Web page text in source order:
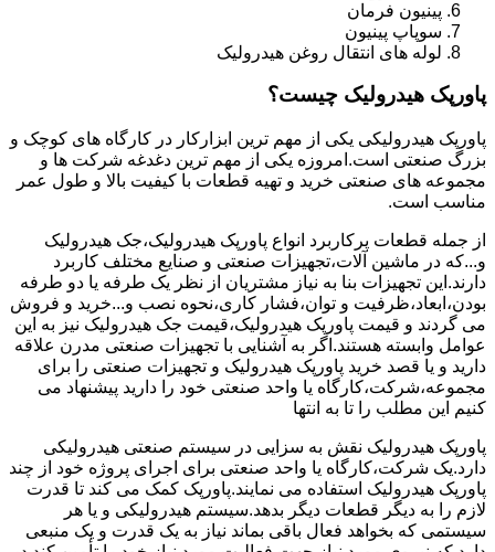
پینیون فرمان
سوپاپ پینیون
لوله های انتقال روغن هیدرولیک
پاورپک هیدرولیک چیست؟
پاورپک هیدرولیکی یکی از مهم ترین ابزارکار در کارگاه های کوچک و
بزرگ صنعتی است.امروزه یکی از مهم ترین دغدغه شرکت ها و
مجموعه های صنعتی خرید و تهیه قطعات با کیفیت بالا و طول عمر
مناسب است.
از جمله قطعات پرکاربرد انواع پاورپک هیدرولیک،جک هیدرولیک
و...که در ماشین آلات،تجهیزات صنعتی و صنایع مختلف کاربرد
دارند.این تجهیزات بنا به نیاز مشتریان از نظر یک طرفه یا دو طرفه
بودن،ابعاد،ظرفیت و توان،فشار کاری،نحوه نصب و...خرید و فروش
می گردند و قیمت پاورپک هیدرولیک،قیمت جک هیدرولیک نیز به این
عوامل وابسته هستند.اگر به آشنایی با تجهیزات صنعتی مدرن علاقه
دارید و یا قصد خرید پاورپک هیدرولیک و تجهیزات صنعتی را برای
مجموعه،شرکت،کارگاه یا واحد صنعتی خود را دارید پیشنهاد می
کنیم این مطلب را تا به انتها
پاورپک هیدرولیک نقش به سزایی در سیستم صنعتی هیدرولیکی
دارد.یک شرکت،کارگاه یا واحد صنعتی برای اجرای پروژه خود از چند
پاورپک هیدرولیک استفاده می نمایند.پاورپک کمک می کند تا قدرت
لازم را به دیگر قطعات دیگر بدهد.سیستم هیدرولیکی و یا هر
سیستمی که بخواهد فعال باقی بماند نیاز به یک قدرت و یک منبعی